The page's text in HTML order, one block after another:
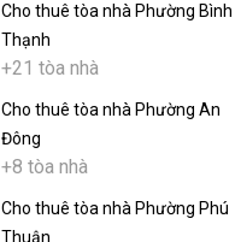
Cho thuê tòa nhà Phường Bình
Thạnh
+21 tòa nhà
Cho thuê tòa nhà Phường An
Đông
+8 tòa nhà
Cho thuê tòa nhà Phường Phú
Thuận